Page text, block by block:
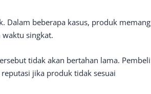
Dalam beberapa kasus, produk memang
singkat.
tidak akan bertahan lama. Pembeli
jika produk tidak sesuai